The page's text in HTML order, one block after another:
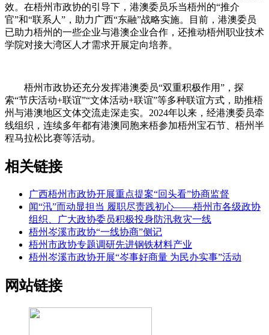
效。在梧州市政协的引导下，港澳委员乐当梧州的“推介
官”和“联系人”，助力广西“东融”战略实施。目前，港澳委员
已助力梧州的一些企业与港澳企业合作，还推动梧州职业技术
学院对接大湾区人才需求开展定向培养。
梧州市政协还充分发挥港澳委员“双重积极作用”，探
索“节庆活动+联谊”“文体活动+联谊”等多种联谊方式，助推梧
州与港澳地区文体交流走深走实。2024年以来，经港澳委员牵
线组织，连续多年都有港澳同胞来梧参加梧州宝石节、梧州半
程马拉松比赛等活动。
相关链接
广西梧州市政协开展重点提案“回头看”协商监督
闻“汛”而动显担当 履职尽责践初心——梧州市各级政协
组织、广大政协委员积极投身防汛救灾一线
梧州岑溪市政协“一线协商”侧记
梧州市政协专题调研先进钢铁材料产业
梧州岑溪市政协开展“岑事好商量 为民办实事”活动
网站链接